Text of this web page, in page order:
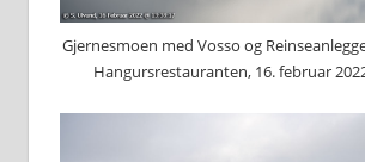
Gjernesmoen med Vosso og
Hangursrestauranten, 16. februar